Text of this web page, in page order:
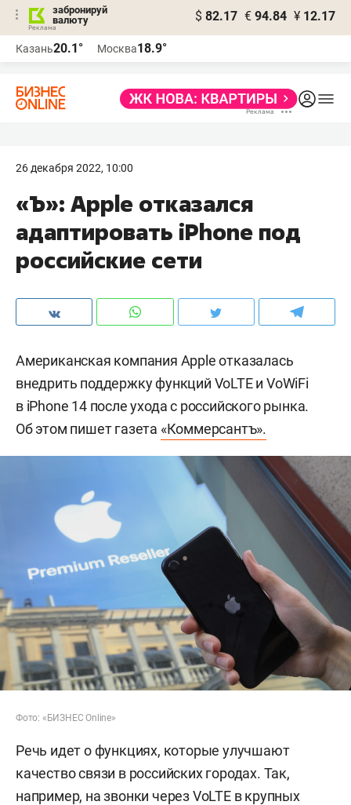
забронируй
валюту
$ 82.17 € 94.84 ¥ 12.17
Казань20.1° Москва18.9°
26 декабря 2022, 10:00
«Ъ»: Apple отказался
адаптировать iPhone под
российские сети
Американская компания Apple отказалась
внедрить поддержку функций VoLTE и VoWiFi
в iPhone 14 после ухода с российского рынка.
Об этом пишет газета «Коммерсантъ».
Фото: «БИЗНЕС Online»
Речь идет о функциях, которые улучшают
качество связи в российских городах. Так,
например, на звонки через VoLTE в крупных